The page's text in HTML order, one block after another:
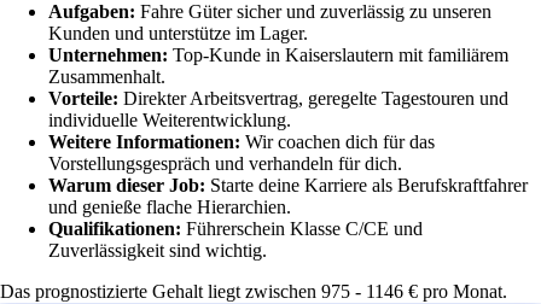
Aufgaben: Fahre Güter sicher und zuverlässig zu unseren
Kunden und unterstütze im Lager.
Unternehmen: Top-Kunde in Kaiserslautern mit familiärem
Zusammenhalt.
Vorteile: Direkter Arbeitsvertrag, geregelte Tagestouren und
individuelle Weiterentwicklung.
Weitere Informationen: Wir coachen dich für das
Vorstellungsgespräch und verhandeln für dich.
Warum dieser Job: Starte deine Karriere als Berufskraftfahrer
und genieße flache Hierarchien.
Qualifikationen: Führerschein Klasse C/CE und
Zuverlässigkeit sind wichtig.
Das prognostizierte Gehalt liegt zwischen 975 - 1146 € pro Monat.